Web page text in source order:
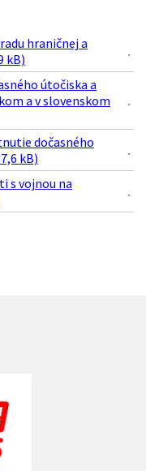
hraničnej a
kB)
útočiska a
a v slovenskom
dočasného
kB)
s vojnou na